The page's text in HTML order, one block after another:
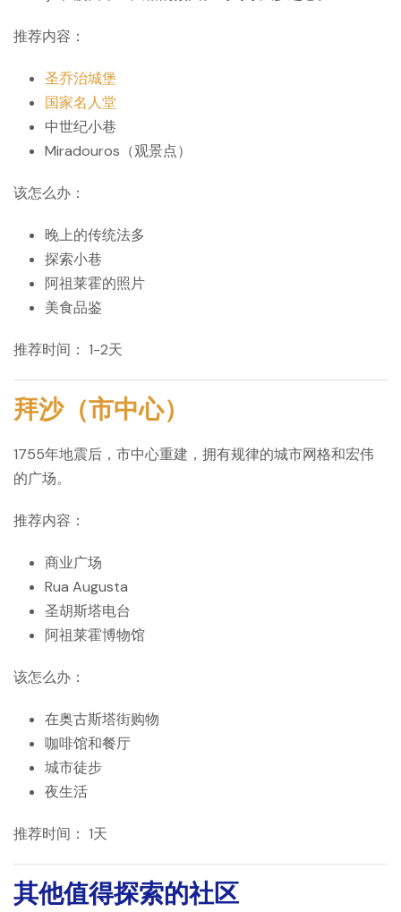
推荐内容：
圣乔治城堡
国家名人堂
中世纪小巷
Miradouros（观景点）
该怎么办：
晚上的传统法多
探索小巷
阿祖莱霍的照片
美食品鉴
推荐时间： 1-2天
拜沙（市中心）
1755年地震后，市中心重建，拥有规律的城市网格和宏伟
的广场。
推荐内容：
商业广场
Rua Augusta
圣胡斯塔电台
阿祖莱霍博物馆
该怎么办：
在奥古斯塔街购物
咖啡馆和餐厅
城市徒步
夜生活
推荐时间： 1天
其他值得探索的社区